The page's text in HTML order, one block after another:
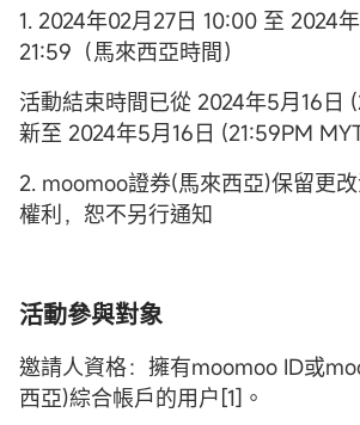
1. 2024年02月27日 10:00 至 2024
21:59（馬來西亞時間）
活動結束時間已從 2024年5月16日
新至 2024年5月16日 (21:59PM
2. moomoo證券(馬來西亞)保留更
權利，恕不另行通知
活動參與對象
邀請人資格：擁有moomoo ID或
西亞)綜合帳戶的用户[1]。